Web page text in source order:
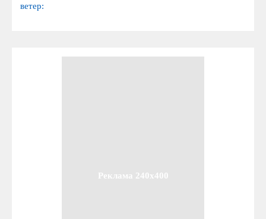
ветер:
Реклама 240x400